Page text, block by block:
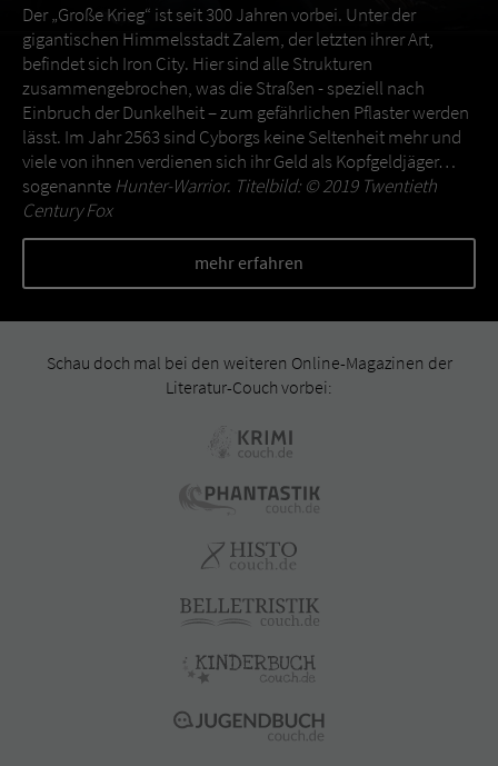
Der „Große Krieg“ ist seit 300 Jahren vorbei. Unter der
gigantischen Himmelsstadt Zalem, der letzten ihrer Art,
befindet sich Iron City. Hier sind alle Strukturen
zusammengebrochen, was die Straßen - speziell nach
Einbruch der Dunkelheit – zum gefährlichen Pflaster werden
lässt. Im Jahr 2563 sind Cyborgs keine Seltenheit mehr und
viele von ihnen verdienen sich ihr Geld als Kopfgeldjäger…
sogenannte Hunter-Warrior. Titelbild: © 2019 Twentieth
Century Fox
mehr erfahren
Schau doch mal bei den weiteren Online-Magazinen der
Literatur-Couch vorbei: